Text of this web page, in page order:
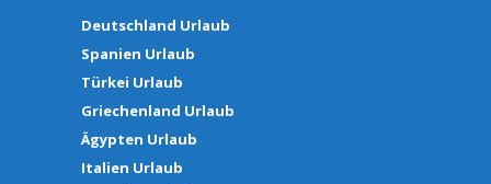
Deutschland Urlaub
Spanien Urlaub
Türkei Urlaub
Griechenland Urlaub
Ägypten Urlaub
Italien Urlaub